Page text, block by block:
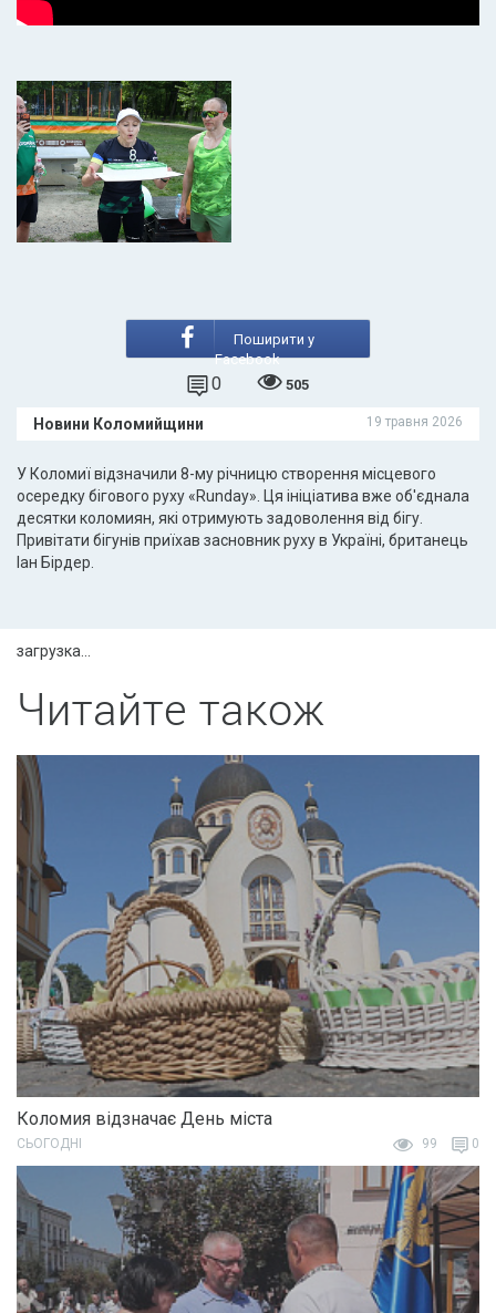
Поширити у
Facebook
0 505
Новини Коломийщини 19 травня 2026
У Коломиї відзначили 8-му річницю створення місцевого
осередку бігового руху «Runday». Ця ініціатива вже об'єднала
десятки коломиян, які отримують задоволення від бігу.
Привітати бігунів приїхав засновник руху в Україні, британець
Іан Бірдер.
загрузка...
Читайте також
Коломия відзначає День міста
СЬОГОДНІ 99 0